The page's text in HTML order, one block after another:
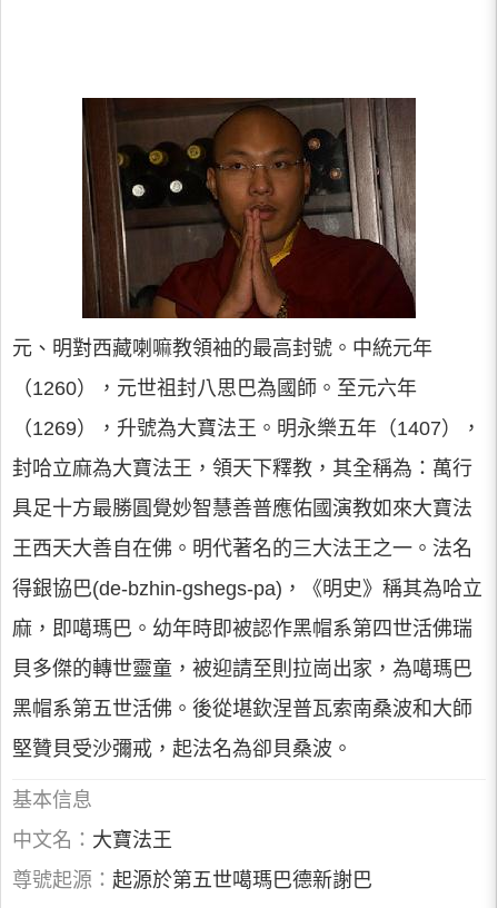
元、明對西藏喇嘛教領袖的最高封號。中統元年
（1260），元世祖封八思巴為國師。至元六年
（1269），升號為大寶法王。明永樂五年（1407），
封哈立麻為大寶法王，領天下釋教，其全稱為：萬行
具足十方最勝圓覺妙智慧善普應佑國演教如來大寶法
王西天大善自在佛。明代著名的三大法王之一。法名
得銀協巴(de-bzhin-gshegs-pa)，《明史》稱其為哈立
麻，即噶瑪巴。幼年時即被認作黑帽系第四世活佛瑞
貝多傑的轉世靈童，被迎請至則拉崗出家，為噶瑪巴
黑帽系第五世活佛。後從堪欽涅普瓦索南桑波和大師
堅贊貝受沙彌戒，起法名為卻貝桑波。
基本信息
中文名： 大寶法王
尊號起源： 起源於第五世噶瑪巴德新謝巴